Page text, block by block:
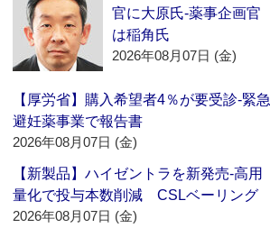
官に大原氏‐薬事企画官
は稲角氏
2026年08月07日 (金)
【厚労省】購入希望者4％が要受診‐緊急
避妊薬事業で報告書
2026年08月07日 (金)
【新製品】ハイゼントラを新発売‐高用
量化で投与本数削減 CSLベーリング
2026年08月07日 (金)